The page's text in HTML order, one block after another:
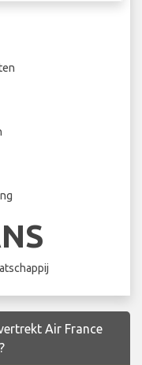
Air France